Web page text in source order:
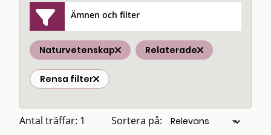
Ämnen och filter
Naturvetenskap Relaterade
Rensa filter
Antal träffar: 1 Sortera på: